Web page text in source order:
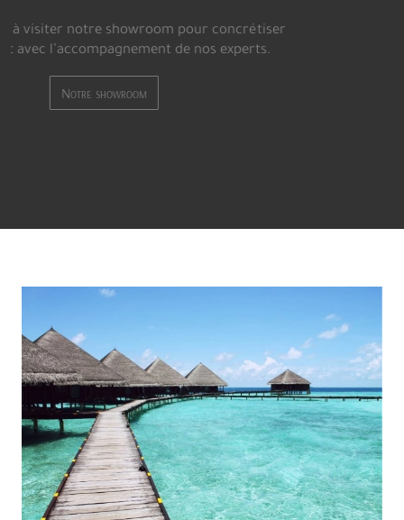
mosaïques, une variété inouïe de carrelages effet
ciment, des effets marbre dans des formats allant jusqu’à
monde du carrelage et de la pose, des effets bois plus vrais
que nature, mais aussi des grès cérame pleine masse qui